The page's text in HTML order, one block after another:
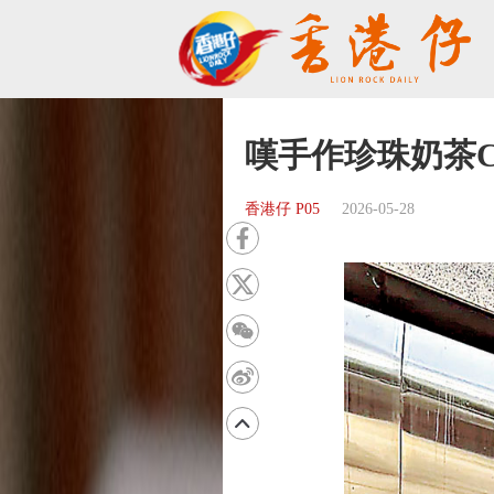
嘆手作珍珠奶茶
香港仔 P05 2026-05-28